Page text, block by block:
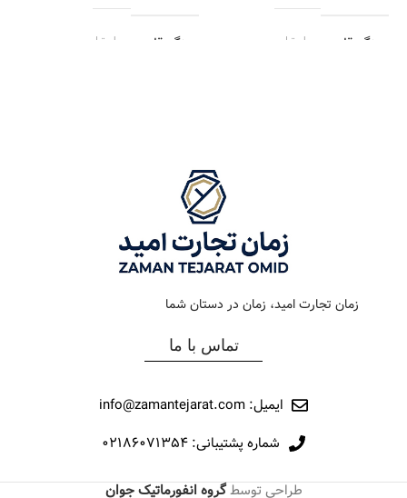
رنگ قاب استیل
کلاسیک
رفرانس 010
رنگ قاب استیل
جنس بند
نوع ساعت
رفرانس
برند
زمان تجارت امید، زمان در دستان شما
تماس با ما
ایمیل: info@zamantejarat.com
شماره پشتیبانی: ۰۲۱۸۶۰۷۱۳۵۴
طراحی توسطگروه انفورماتیک جوان